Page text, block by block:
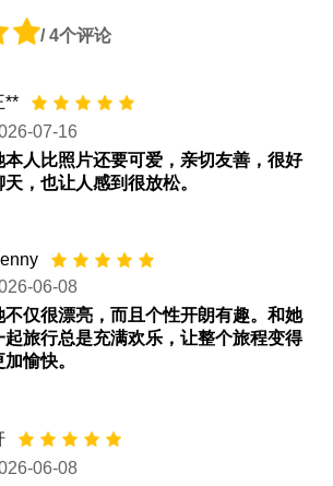
/ 4个评论
**
07-16
本人比照片还要可爱，亲切友善，很好
天，也让人感到很放松。
06-08
不仅很漂亮，而且个性开朗有趣。和她
起旅行总是充满欢乐，让整个旅程变得
加愉快。
06-08